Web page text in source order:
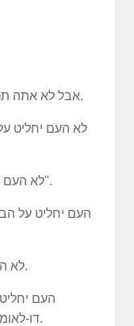
אבל לא אתה תכתיב את הנושאים עליהם העם יחליט.
לא העם יחליט
לא העם יחליט על שאלת "כן שימוע, לא שימוע".
העם יחליט על
לא העם יחליט על דרך פעולת הפרקליטות.
העם
דו-לאומית או להיפרדות לשלום מהפלסטינים.